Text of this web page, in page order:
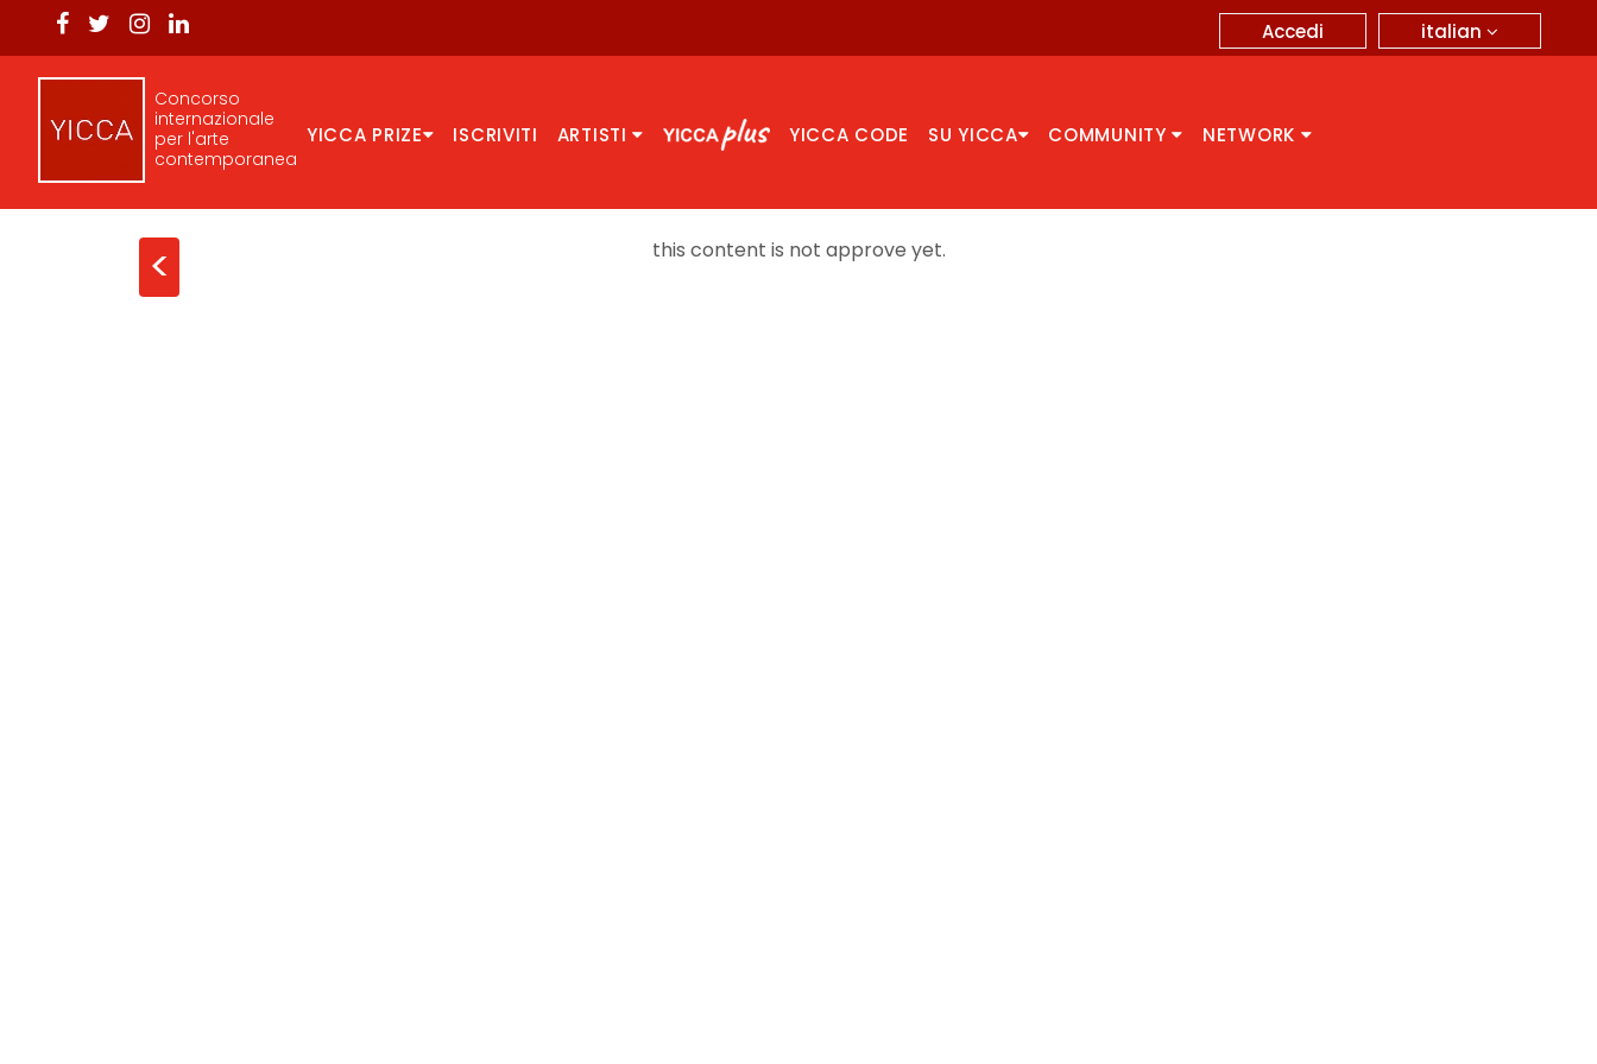
italian
Accedi
Concorso
internazionale
per l'arte
contemporanea
YICCA PRIZE ISCRIVITI ARTISTI YICCA CODE SU YICCA COMMUNITY NETWORK
< this content is not approve yet.